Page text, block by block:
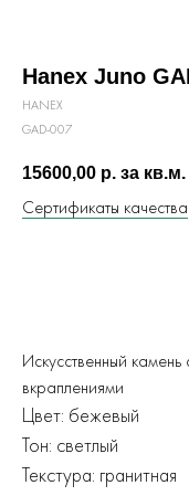
Hanex Juno
HANEX
GAD-007
15600,00 р. за кв.м.
Сертификаты качества
Искусственный
вкраплениями
Цвет: бежевый
Тон: светлый
Текстура: гранитная